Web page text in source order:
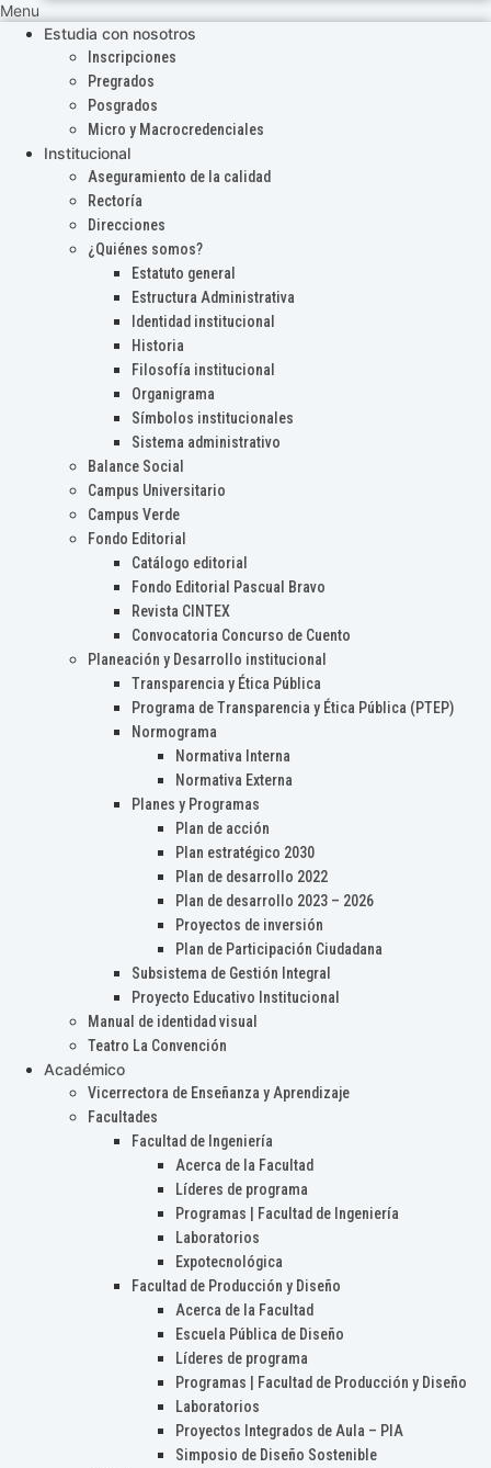
Menu
Estudia con nosotros
Inscripciones
Pregrados
Posgrados
Micro y Macrocredenciales
Institucional
Aseguramiento de la calidad
Rectoría
Direcciones
¿Quiénes somos?
Estatuto general
Estructura Administrativa
Identidad institucional
Historia
Filosofía institucional
Organigrama
Símbolos institucionales
Sistema administrativo
Balance Social
Campus Universitario
Campus Verde
Fondo Editorial
Catálogo editorial
Fondo Editorial Pascual Bravo
Revista CINTEX
Convocatoria Concurso de Cuento
Planeación y Desarrollo institucional
Transparencia y Ética Pública
Programa de Transparencia y Ética Pública (PTEP)
Normograma
Normativa Interna
Normativa Externa
Planes y Programas
Plan de acción
Plan estratégico 2030
Plan de desarrollo 2022
Plan de desarrollo 2023 – 2026
Proyectos de inversión
Plan de Participación Ciudadana
Subsistema de Gestión Integral
Proyecto Educativo Institucional
Manual de identidad visual
Teatro La Convención
Académico
Vicerrectora de Enseñanza y Aprendizaje
Facultades
Facultad de Ingeniería
Acerca de la Facultad
Líderes de programa
Programas | Facultad de Ingeniería
Laboratorios
Expotecnológica
Facultad de Producción y Diseño
Acerca de la Facultad
Escuela Pública de Diseño
Líderes de programa
Programas | Facultad de Producción y Diseño
Laboratorios
Proyectos Integrados de Aula – PIA
Simposio de Diseño Sostenible